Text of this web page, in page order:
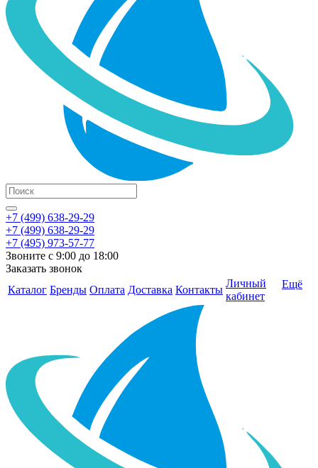
+7 (499) 638-29-29
+7 (499) 638-29-29
+7 (495) 973-57-77
Звоните с 9:00 до 18:00
Заказать звонок
Каталог Бренды Оплата Доставка Контакты
Личный
кабинет
Ещё